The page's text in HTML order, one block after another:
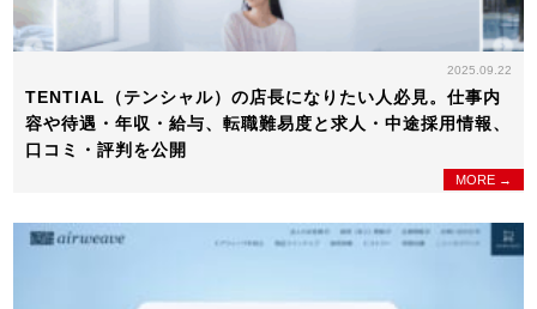
2025.09.22
TENTIAL（テンシャル）の店長になりたい人必見。仕事内
容や待遇・年収・給与、転職難易度と求人・中途採用情報、
口コミ・評判を公開
MORE →